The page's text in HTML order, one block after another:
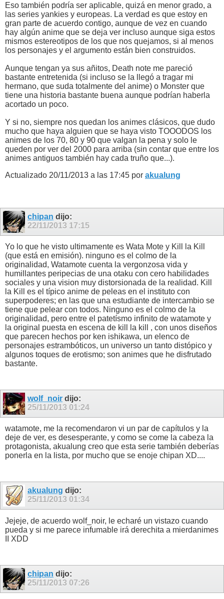
Eso también podría ser aplicable, quizá en menor grado, a
las series yankies y europeas. La verdad es que estoy en
gran parte de acuerdo contigo, aunque de vez en cuando
hay algún anime que se deja ver incluso aunque siga estos
mismos estereotipos de los que nos quejamos, si al menos
los personajes y el argumento están bien construidos.
Aunque tengan ya sus añitos, Death note me pareció
bastante entretenida (si incluso se la llegó a tragar mi
hermano, que suda totalmente del anime) o Monster que
tiene una historia bastante buena aunque podrían haberla
acortado un poco.
Y si no, siempre nos quedan los animes clásicos, que dudo
mucho que haya alguien que se haya visto TOOODOS los
animes de los 70, 80 y 90 que valgan la pena y solo le
queden por ver del 2000 para arriba (sin contar que entre los
animes antiguos también hay cada truño que...).
Actualizado 20/11/2013 a las 17:45 por akualung
chipan dijo:
22/11/2013 17:15
Yo lo que he visto ultimamente es Wata Mote y Kill la Kill
(que está en emisión). ninguno es el colmo de la
originalidad, Watamote cuenta la vergonzosa vida y
humillantes peripecias de una otaku con cero habilidades
sociales y una vision muy distorsionada de la realidad. Kill
la Kill es el típico anime de peleas en el instituto con
superpoderes; en las que una estudiante de intercambio se
tiene que pelear con todos. Ninguno es el colmo de la
originalidad, pero entre el patetísmo infinito de watamote y
la original puesta en escena de kill la kill , con unos diseños
que parecen hechos por ken ishikawa, un elenco de
personajes estrambóticos, un universo un tanto distópico y
algunos toques de erotismo; son animes que he disfrutado
bastante.
wolf_noir dijo:
25/11/2013 01:24
watamote, me la recomendaron vi un par de capítulos y la
deje de ver, es desesperante, y como se come la cabeza la
protagonista, akualung creo que esta serie también deberías
ponerla en la lista, por mucho que se enoje chipan XD....
akualung dijo:
25/11/2013 01:34
Jejeje, de acuerdo wolf_noir, le echaré un vistazo cuando
pueda y si me parece infumable irá derechita a mierdanimes
II XDD
chipan dijo:
25/11/2013 07:26